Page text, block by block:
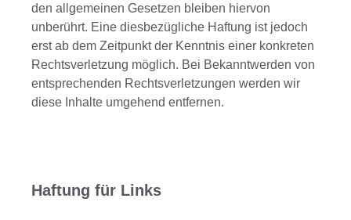
den allgemeinen Gesetzen bleiben hiervon
unberührt. Eine diesbezügliche Haftung ist jedoch
erst ab dem Zeitpunkt der Kenntnis einer konkreten
Rechtsverletzung möglich. Bei Bekanntwerden von
entsprechenden Rechtsverletzungen werden wir
diese Inhalte umgehend entfernen.
Haftung für Links